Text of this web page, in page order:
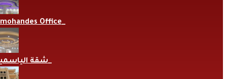
Office
شقة